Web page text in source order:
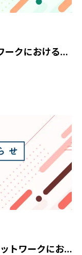
【再開済】Build N Buildネットワークにおける入出金の一時停止に関するお知らせ / Notice Regarding Temporary Suspension of Deposits and Withdrawals on the Build N Build Network
【再開済】Polkadot（DOT）ネットワークにおける入出金の一時停止について